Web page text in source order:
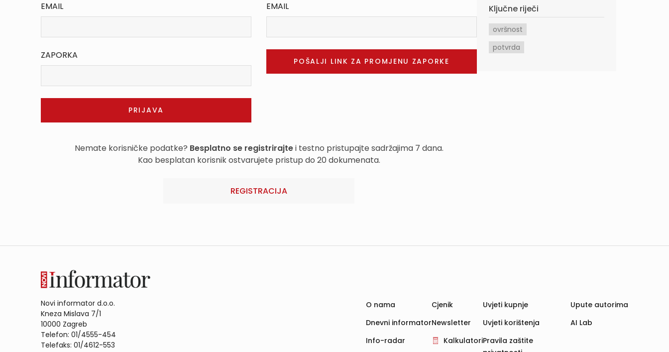
EMAIL
ZAPORKA
EMAIL
Nemate korisničke podatke? Besplatno se registrirajtei testno pristupajte sadržajima 7 dana.
Kao besplatan korisnik ostvarujete pristup do 20 dokumenata.
REGISTRACIJA
Ključne riječi
ovršnost
potvrda
Novi informator d.o.o.
Kneza Mislava 7/1
10000 Zagreb
Telefon: 01/4555-454
Telefaks: 01/4612-553
O nama
Dnevni informator
Info-radar
Cjenik
Newsletter
Kalkulatori
Uvjeti kupnje
Uvjeti korištenja
Pravila zaštite
Upute autorima
AI Lab